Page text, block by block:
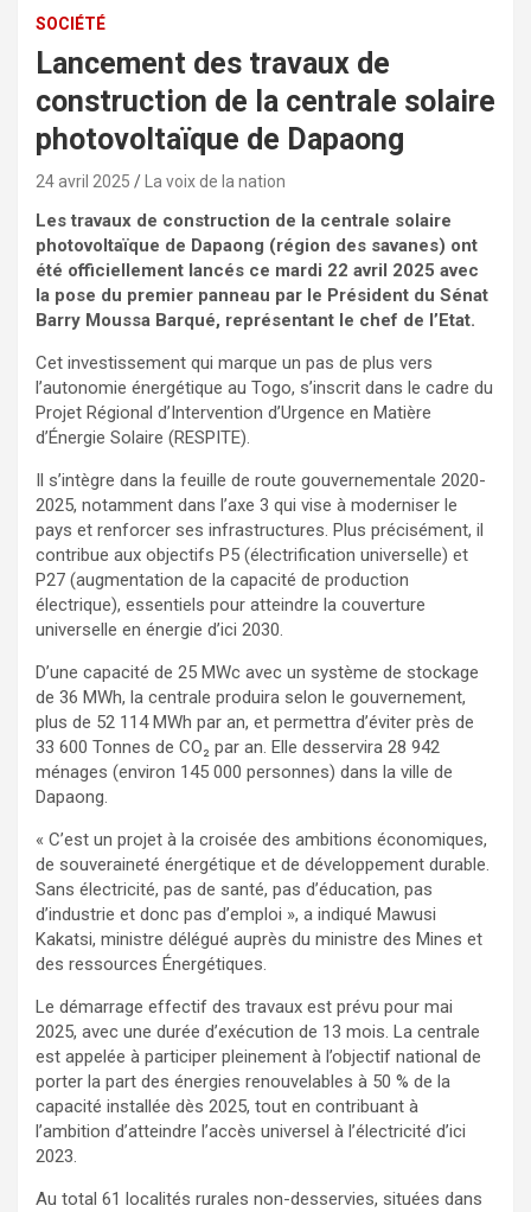
SOCIÉTÉ
Lancement des travaux de
construction de la centrale solaire
photovoltaïque de Dapaong
24 avril 2025 La voix de la nation
Les travaux de construction de la centrale solaire
photovoltaïque de Dapaong (région des savanes) ont
été officiellement lancés ce mardi 22 avril 2025 avec
la pose du premier panneau par le Président du Sénat
Barry Moussa Barqué, représentant le chef de l’Etat.
Cet investissement qui marque un pas de plus vers
l’autonomie énergétique au Togo, s’inscrit dans le cadre du
Projet Régional d’Intervention d’Urgence en Matière
d’Énergie Solaire (RESPITE).
Il s’intègre dans la feuille de route gouvernementale 2020-
2025, notamment dans l’axe 3 qui vise à moderniser le
pays et renforcer ses infrastructures. Plus précisément, il
contribue aux objectifs P5 (électrification universelle) et
P27 (augmentation de la capacité de production
électrique), essentiels pour atteindre la couverture
universelle en énergie d’ici 2030.
D’une capacité de 25 MWc avec un système de stockage
de 36 MWh, la centrale produira selon le gouvernement,
plus de 52 114 MWh par an, et permettra d’éviter près de
33 600 Tonnes de CO₂ par an. Elle desservira 28 942
ménages (environ 145 000 personnes) dans la ville de
Dapaong.
« C’est un projet à la croisée des ambitions économiques,
de souveraineté énergétique et de développement durable.
Sans électricité, pas de santé, pas d’éducation, pas
d’industrie et donc pas d’emploi », a indiqué Mawusi
Kakatsi, ministre délégué auprès du ministre des Mines et
des ressources Énergétiques.
Le démarrage effectif des travaux est prévu pour mai
2025, avec une durée d’exécution de 13 mois. La centrale
est appelée à participer pleinement à l’objectif national de
porter la part des énergies renouvelables à 50 % de la
capacité installée dès 2025, tout en contribuant à
l’ambition d’atteindre l’accès universel à l’électricité d’ici
2023.
Au total 61 localités rurales non-desservies, situées dans